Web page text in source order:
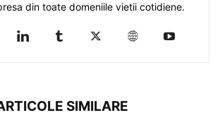
din toate domeniile vietii cotidiene.
SIMILARE